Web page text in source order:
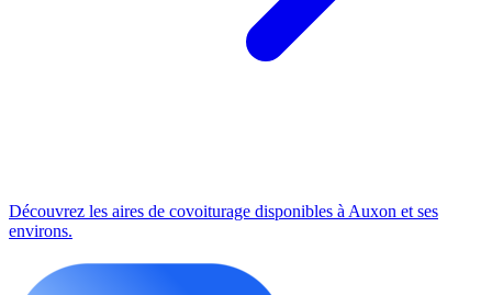
Découvrez les aires de covoiturage disponibles à Auxon et ses
environs.